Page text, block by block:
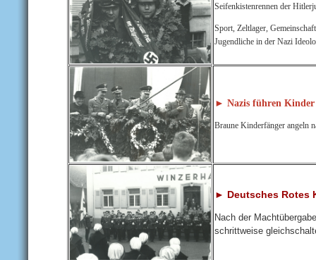
Seifenkistenrennen der
Sport, Zeltlager,
Jugendliche in der Nazi
► Nazis führen Kinder
Braune Kinderfänger angeln
► Deutsches Rotes
Nach der
schrittweise